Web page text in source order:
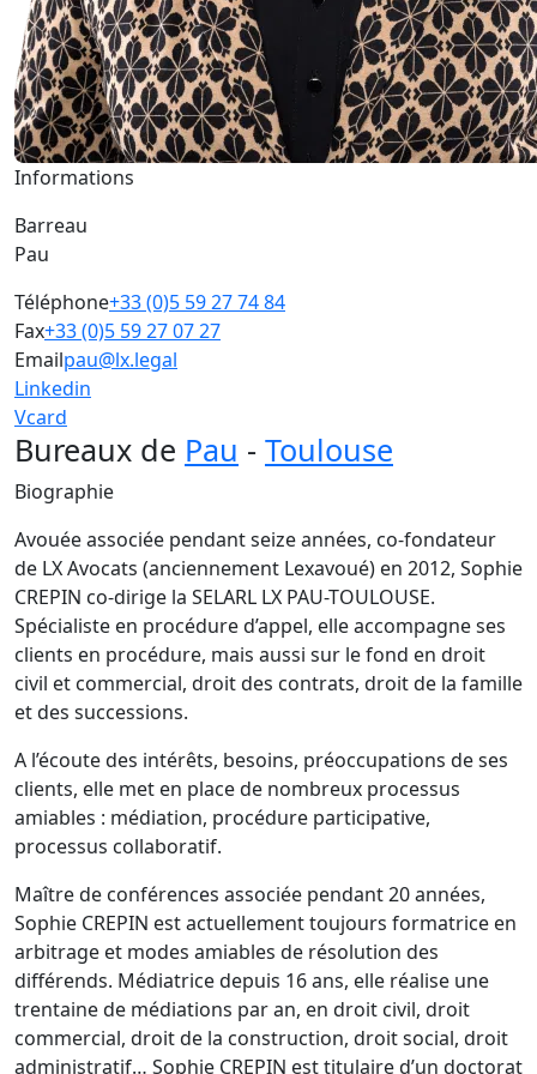
Bureaux de Pau - Toulouse
Biographie
Avouée associée pendant seize années, co-fondateur
de LX Avocats (anciennement Lexavoué) en 2012, Sophie
CREPIN co-dirige la SELARL LX PAU-TOULOUSE.
Spécialiste en procédure d’appel, elle accompagne ses
clients en procédure, mais aussi sur le fond en droit
civil et commercial, droit des contrats, droit de la famille
et des successions.
A l’écoute des intérêts, besoins, préoccupations de ses
clients, elle met en place de nombreux processus
amiables : médiation, procédure participative,
processus collaboratif.
Maître de conférences associée pendant 20 années,
Sophie CREPIN est actuellement toujours formatrice en
arbitrage et modes amiables de résolution des
différends. Médiatrice depuis 16 ans, elle réalise une
trentaine de médiations par an, en droit civil, droit
commercial, droit de la construction, droit social, droit
administratif… Sophie CREPIN est titulaire d’un doctorat
Informations
Barreau
Pau
Téléphone+33 (0)5 59 27 74 84
Fax+33 (0)5 59 27 07 27
Emailpau@lx.legal
Linkedin
Vcard